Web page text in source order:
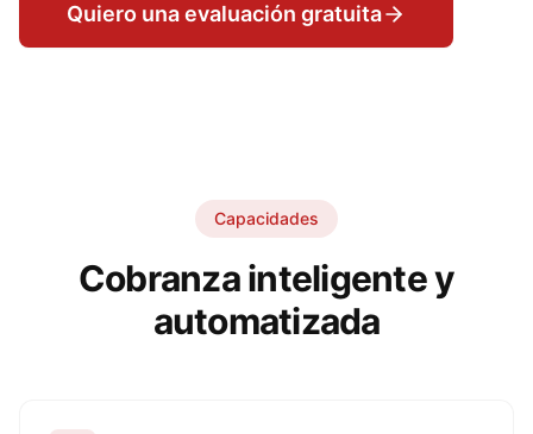
Quiero una evaluación gratuita
Capacidades
Cobranza inteligente y
automatizada